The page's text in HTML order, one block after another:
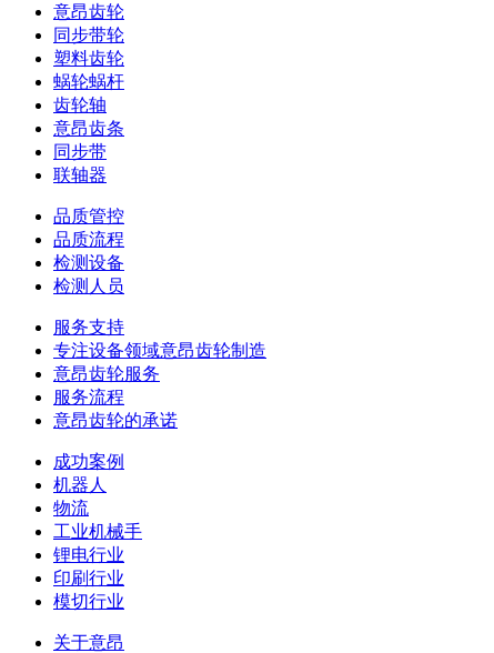
意昂齿轮
同步带轮
塑料齿轮
蜗轮蜗杆
齿轮轴
意昂齿条
同步带
联轴器
品质管控
品质流程
检测设备
检测人员
服务支持
专注设备领域意昂齿轮制造
意昂齿轮服务
服务流程
意昂齿轮的承诺
成功案例
机器人
物流
工业机械手
锂电行业
印刷行业
模切行业
关于意昂